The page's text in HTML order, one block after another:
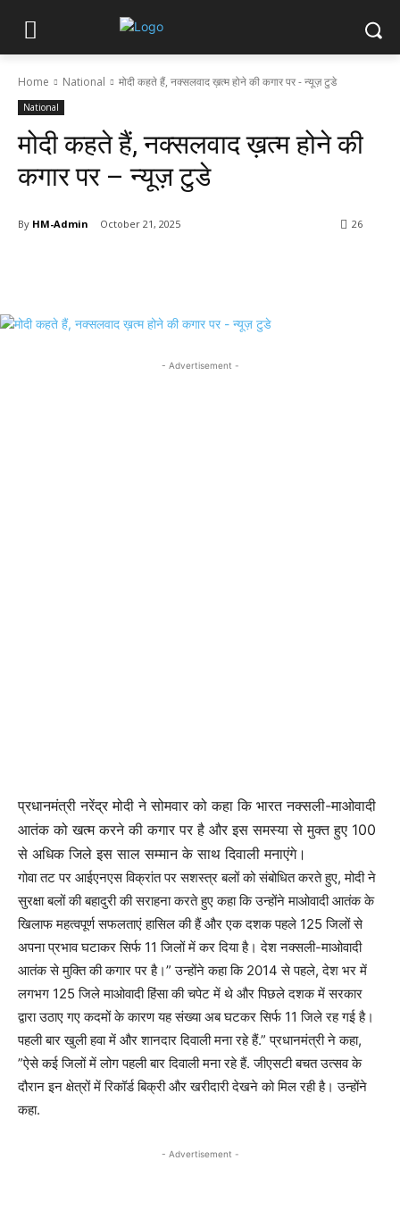
Home National मोदी कहते हैं, नक्सलवाद ख़त्म होने की कगार पर - न्यूज़ टुडे
National
मोदी कहते हैं, नक्सलवाद ख़त्म होने की
कगार पर – न्यूज़ टुडे
By HM-Admin October 21, 2025 26
- Advertisement -
प्रधानमंत्री नरेंद्र मोदी ने सोमवार को कहा कि भारत नक्सली-माओवादी
आतंक को खत्म करने की कगार पर है और इस समस्या से मुक्त हुए 100
से अधिक जिले इस साल सम्मान के साथ दिवाली मनाएंगे।
गोवा तट पर आईएनएस विक्रांत पर सशस्त्र बलों को संबोधित करते हुए, मोदी ने
सुरक्षा बलों की बहादुरी की सराहना करते हुए कहा कि उन्होंने माओवादी आतंक के
खिलाफ महत्वपूर्ण सफलताएं हासिल की हैं और एक दशक पहले 125 जिलों से
अपना प्रभाव घटाकर सिर्फ 11 जिलों में कर दिया है। देश नक्सली-माओवादी
आतंक से मुक्ति की कगार पर है।” उन्होंने कहा कि 2014 से पहले, देश भर में
लगभग 125 जिले माओवादी हिंसा की चपेट में थे और पिछले दशक में सरकार
द्वारा उठाए गए कदमों के कारण यह संख्या अब घटकर सिर्फ 11 जिले रह गई है।
पहली बार खुली हवा में और शानदार दिवाली मना रहे हैं.” प्रधानमंत्री ने कहा,
”ऐसे कई जिलों में लोग पहली बार दिवाली मना रहे हैं. जीएसटी बचत उत्सव के
दौरान इन क्षेत्रों में रिकॉर्ड बिक्री और खरीदारी देखने को मिल रही है। उन्होंने
कहा.
- Advertisement -